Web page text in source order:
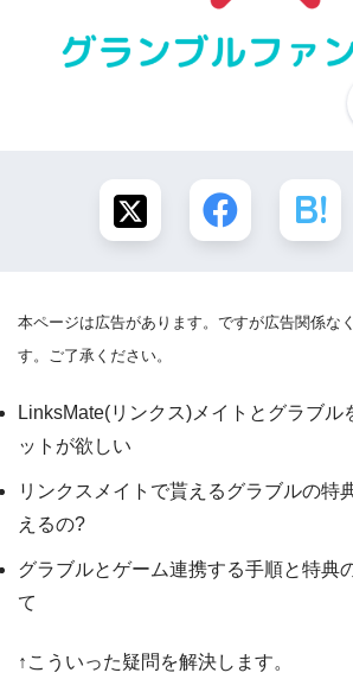
本ページは広告があります。ですが広告関係な
す。ご了承ください。
LinksMate(リンクス)メイトとグラブル
ットが欲しい
リンクスメイトで貰えるグラブルの特
えるの?
グラブルとゲーム連携する手順と特典
て
↑こういった疑問を解決します。